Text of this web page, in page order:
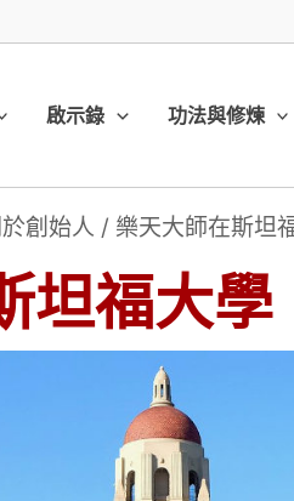
啟示錄 功法與修煉
於創始人 / 樂天大師在斯坦
坦福大學